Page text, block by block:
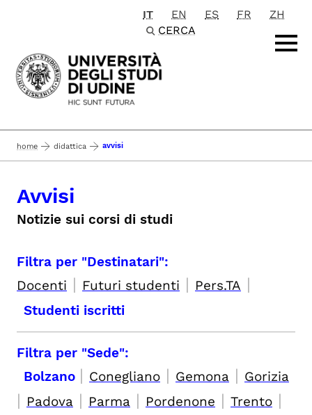
Passa al contenuto principale
IT EN ES FR
ZH
CERCA
home didattica avvisi
Avvisi
Notizie sui corsi di studi
Filtra per "Destinatari":
Docenti | Futuri studenti | Pers.TA |
Studenti iscritti
Filtra per "Sede":
Bolzano | Conegliano | Gemona | Gorizia
| Padova | Parma | Pordenone | Trento |